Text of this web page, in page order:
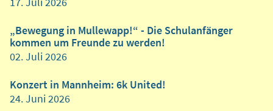
„Bewegung in Mullewapp!“ - Die Schulanfänger
kommen um Freunde zu werden!
02. Juli 2026
Konzert in Mannheim: 6k United!
24. Juni 2026